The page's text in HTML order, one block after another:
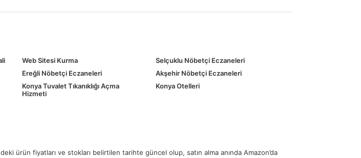
Web Sitesi Kurma
Selçuklu Nöbetçi Eczaneleri
Ereğli Nöbetçi Eczaneleri
Akşehir Nöbetçi Eczaneleri
Konya Tuvalet Tıkanıklığı Açma
Hizmeti
Konya Otelleri
ürün fiyatları ve stokları belirtilen tarihte güncel olup, satın alma anında Amazon’da